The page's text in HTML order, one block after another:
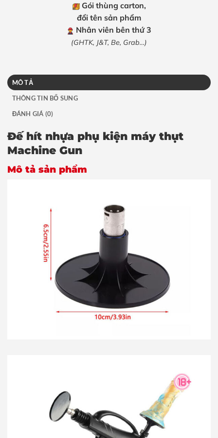
Gói thùng carton,
đổi tên sản phẩm
Nhân viên bên thứ 3
(GHTK, J&T, Be, Grab…)
MÔ TẢ
THÔNG TIN BỔ SUNG
ĐÁNH GIÁ (0)
Đế hít nhựa phụ kiện máy thụt
Machine Gun
Mô tả sản phẩm